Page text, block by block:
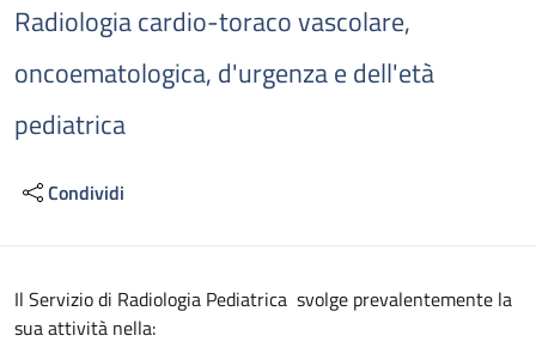
Radiologia cardio-toraco vascolare,
oncoematologica, d'urgenza e dell'età
pediatrica
Condividi
Descrizione
Il Servizio di Radiologia Pediatrica svolge prevalentemente la
sua attività nella: